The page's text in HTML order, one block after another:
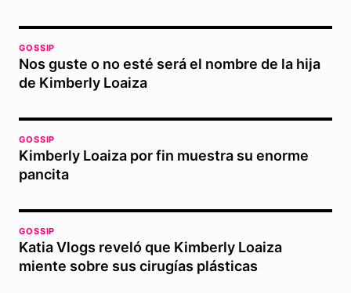
GOSSIP
Nos guste o no esté será el nombre de la hija
de Kimberly Loaiza
GOSSIP
Kimberly Loaiza por fin muestra su enorme
pancita
GOSSIP
Katia Vlogs reveló que Kimberly Loaiza
miente sobre sus cirugías plásticas